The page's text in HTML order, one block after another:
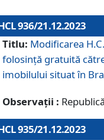
936/21.12.2023
Titlu: Modificarea
folosinţă gratuită
imobilului situat în
Observații :
935/21.12.2023